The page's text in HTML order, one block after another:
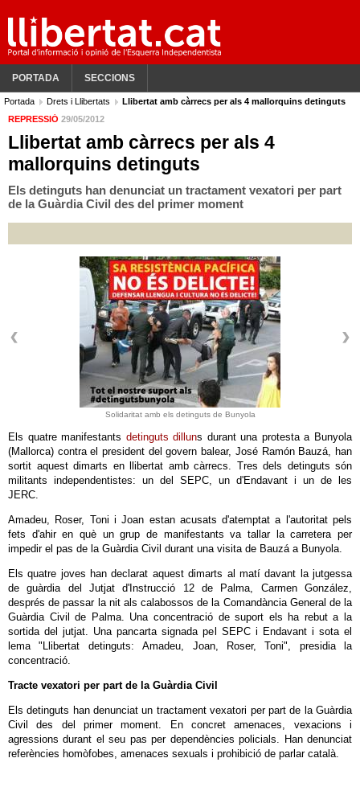
PORTADA SECCIONS
Portada Drets i Llibertats
Llibertat amb càrrecs per als 4 mallorquins detinguts
REPRESSIÓ 29/05/2012
Llibertat amb càrrecs per als 4
mallorquins detinguts
Els detinguts han denunciat un tractament vexatori per part
de la Guàrdia Civil des del primer moment
Solidaritat amb els detinguts de Bunyola
Els quatre manifestants detinguts dilluns durant una protesta a Bunyola
(Mallorca) contra el president del govern balear, José Ramón Bauzá, han
sortit aquest dimarts en llibertat amb càrrecs. Tres dels detinguts són
militants independentistes: un del SEPC, un d'Endavant i un de les
JERC.
Amadeu, Roser, Toni i Joan estan acusats d'atemptat a l'autoritat pels
fets d'ahir en què un grup de manifestants va tallar la carretera per
impedir el pas de la Guàrdia Civil durant una visita de Bauzá a Bunyola.
Els quatre joves han declarat aquest dimarts al matí davant la jutgessa
de guàrdia del Jutjat d'Instrucció 12 de Palma, Carmen González,
després de passar la nit als calabossos de la Comandància General de la
Guàrdia Civil de Palma. Una concentració de suport els ha rebut a la
sortida del jutjat. Una pancarta signada pel SEPC i Endavant i sota el
lema "Llibertat detinguts: Amadeu, Joan, Roser, Toni", presidia la
concentració.
Tracte vexatori per part de la Guàrdia Civil
Els detinguts han denunciat un tractament vexatori per part de la Guàrdia
Civil des del primer moment. En concret amenaces, vexacions i
agressions durant el seu pas per dependències policials. Han denunciat
referències homòfobes, amenaces sexuals i prohibició de parlar català.